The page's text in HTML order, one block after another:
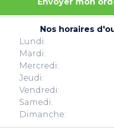
Nos horaires
Lundi:
Mardi:
Mercredi:
Jeudi:
Vendredi:
Samedi:
Dimanche: